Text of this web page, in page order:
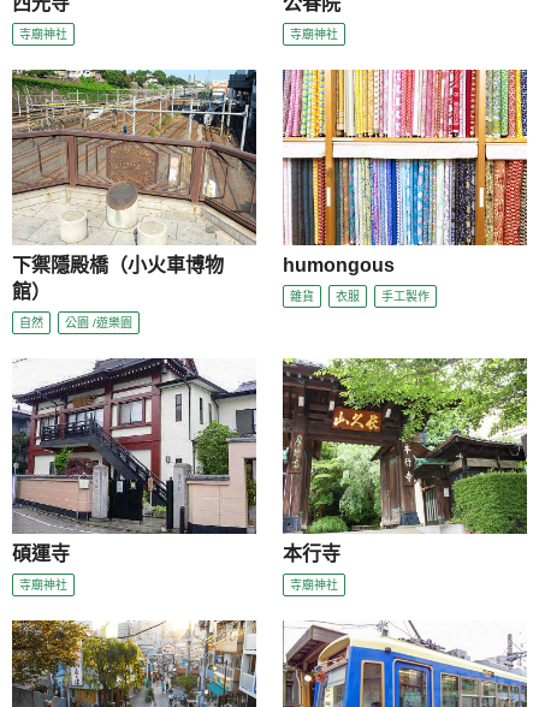
寺廟神社 寺廟神社
下禦隱殿橋（小火車博物
館）
自然 公園 /遊樂園
humongous
雜貨 衣服 手工製作
碩運寺
寺廟神社
本行寺
寺廟神社